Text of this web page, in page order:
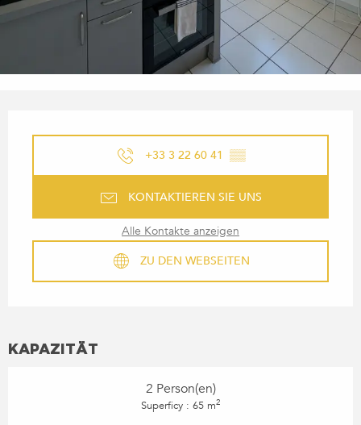
+33 3 22 60 41 ▒▒
KONTAKTIEREN SIE UNS
Alle Kontakte anzeigen
ZU DEN WEBSEITEN
KAPAZITÄT
2 Person(en)
Superficy : 65 m2